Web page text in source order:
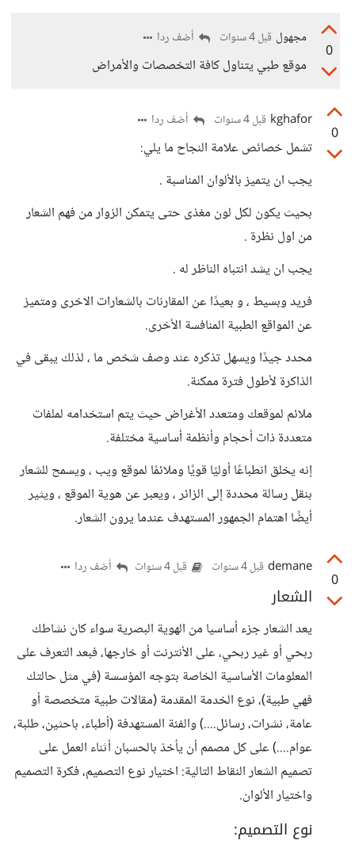
0
مجهول قبل 4 سنوات أضف ردا
موقع طبي يتناول كافة التخصصات والأمراض
0
kghafor قبل 4 سنوات أضف ردا
تشمل خصائص علامة النجاح ما يلي:
يجب ان يتميز بالألوان المناسبة .
بحيث يكون لكل لون مغذى حتى يتمكن الزوار من فهم الشعار
من اول نظرة .
يجب ان يشد انتباه الناظر له .
فريد وبسيط ، و بعيدًا عن المقارنات بالشعارات الاخرى ومتميز
عن المواقع الطبية المنافسة الأخرى.
محدد جيدًا ويسهل تذكره عند وصف شخص ما ، لذلك يبقى في
الذاكرة لأطول فترة ممكنة.
ملائم لموقعك ومتعدد الأغراض حيث يتم استخدامه لملفات
متعددة ذات أحجام وأنظمة أساسية مختلفة.
إنه يخلق انطباعًا أوليًا قويًا وملائمًا لموقع ويب ، ويسمح للشعار
بنقل رسالة محددة إلى الزائر ، ويعبر عن هوية الموقع ، ويثير
أيضًا اهتمام الجمهور المستهدف عندما يرون الشعار.
0
demane قبل 4 سنوات قبل 4 سنوات أضف ردا
الشعار
يعد الشعار جزء أساسيا من الهوية البصرية سواء كان نشاطك
ربحي أو غير ربحي، على الأنترنت أو خارجها، فبعد التعرف على
المعلومات الأساسية الخاصة بتوجه المؤسسة (في مثل حالتك
فهي طبية)، نوع الخدمة المقدمة (مقالات طبية متخصصة أو
عامة، نشرات، رسائل....) والفئة المستهدفة (أطباء، باحثين، طلبة،
عوام....) على كل مصمم أن يأخذ بالحسبان أثناء العمل على
تصميم الشعار النقاط التالية: اختيار نوع التصميم، فكرة التصميم
واختيار الألوان.
نوع التصميم: